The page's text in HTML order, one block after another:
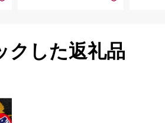
クした返礼品